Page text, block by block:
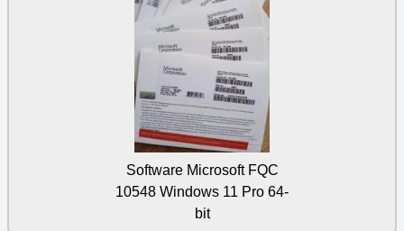
Software Microsoft FQC
10548 Windows 11 Pro 64-
bit